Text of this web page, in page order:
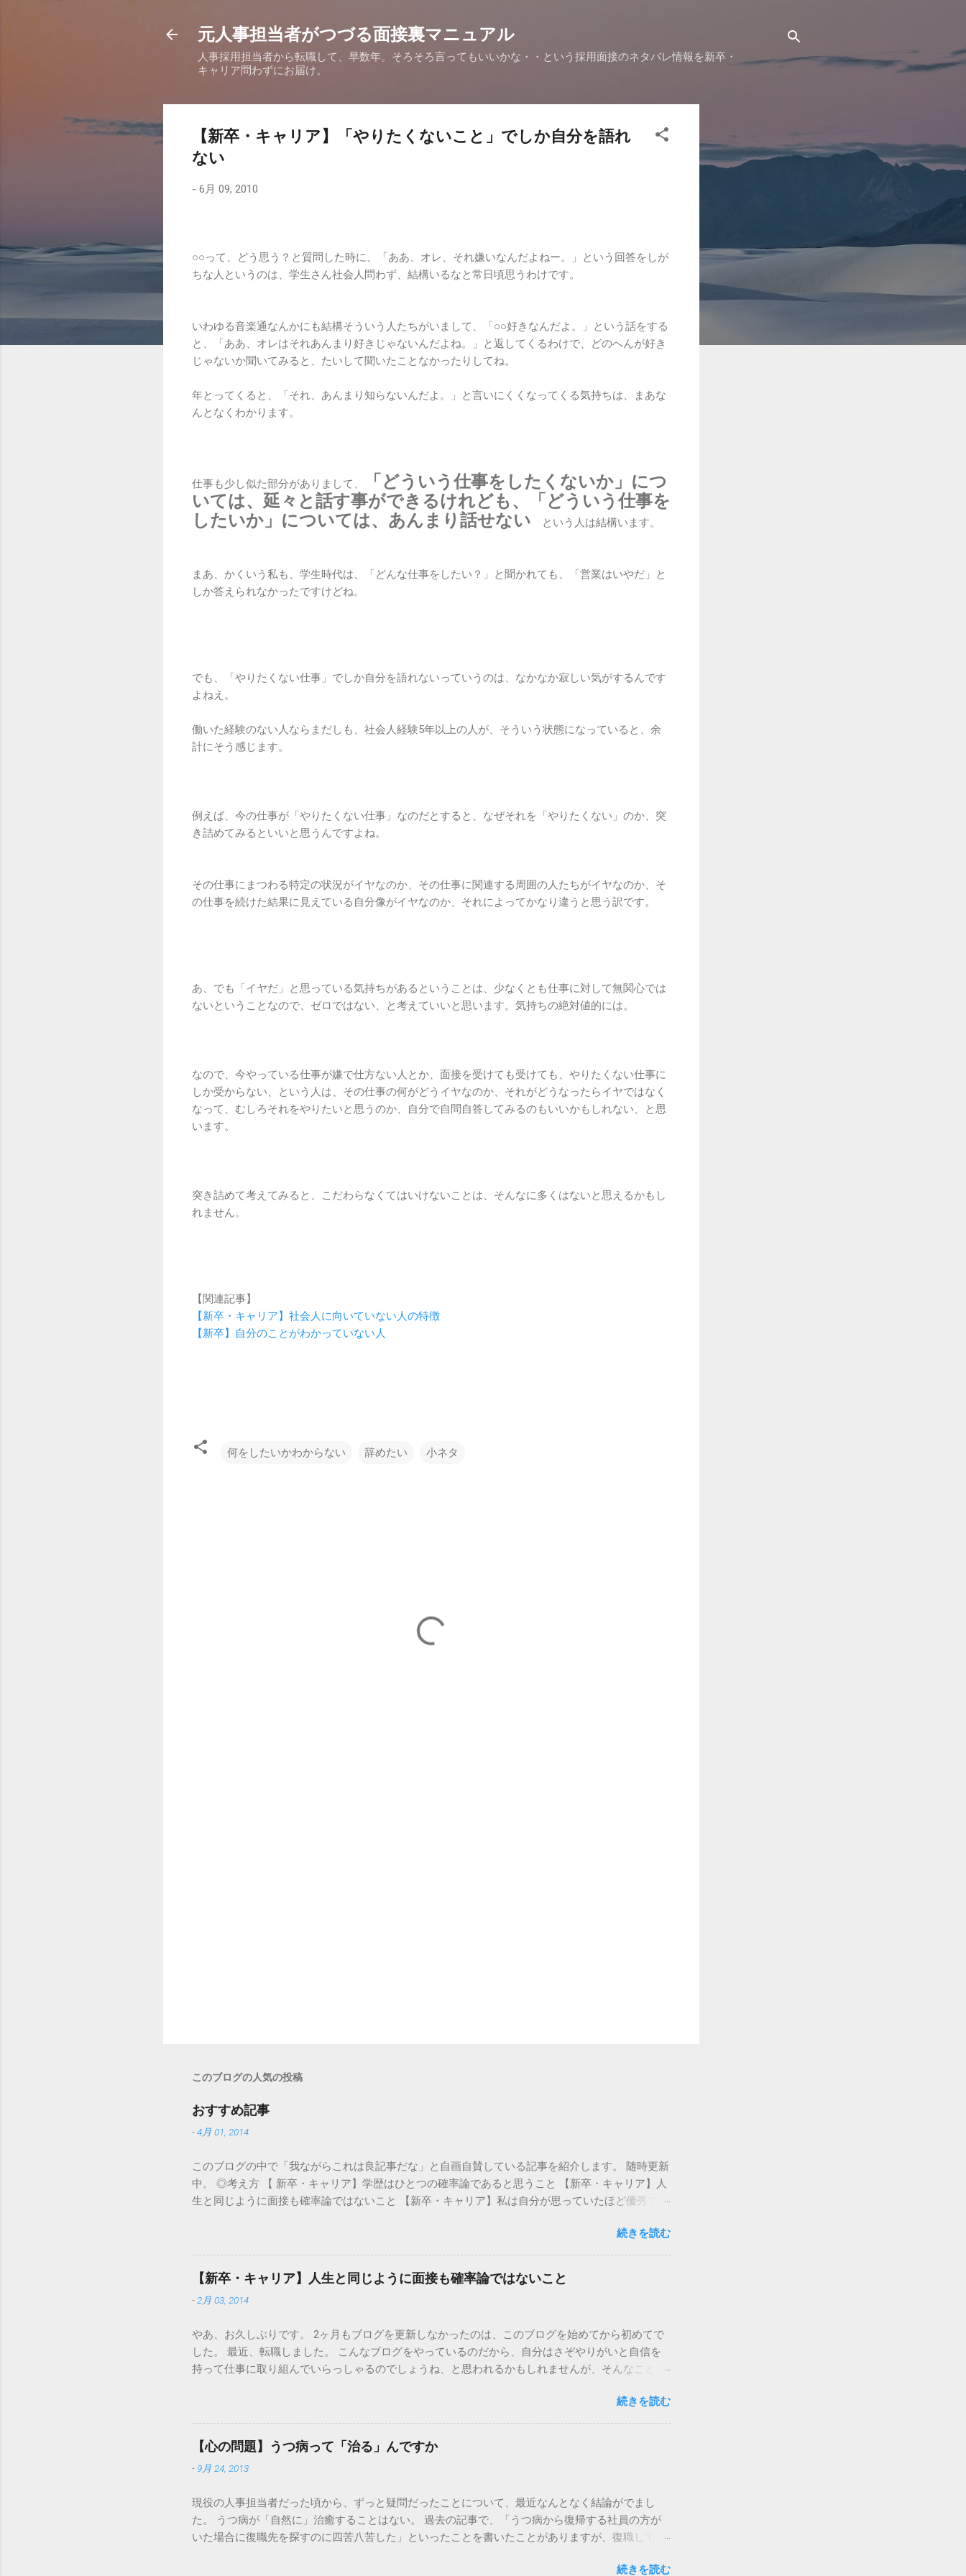
元人事担当者がつづる面接裏マニュアル
人事採用担当者から転職して、早数年。そろそろ言ってもいいかな・・という採用面接のネタバレ情報を新卒・
キャリア問わずにお届け。
【新卒・キャリア】「やりたくないこと」でしか自分を語れ
ない
- 6月 09, 2010
○○って、どう思う？と質問した時に、「ああ、オレ、それ嫌いなんだよねー。」という回答をしが
ちな人というのは、学生さん社会人問わず、結構いるなと常日頃思うわけです。
いわゆる音楽通なんかにも結構そういう人たちがいまして、「○○好きなんだよ。」という話をする
と、「ああ、オレはそれあんまり好きじゃないんだよね。」と返してくるわけで、どのへんが好き
じゃないか聞いてみると、たいして聞いたことなかったりしてね。
年とってくると、「それ、あんまり知らないんだよ。」と言いにくくなってくる気持ちは、まあな
んとなくわかります。
仕事も少し似た部分がありまして、
「どういう仕事をしたくないか」につ
いては、延々と話す事ができるけれども、「どういう仕事を
したいか」については、あんまり話せない という人は結構います。
まあ、かくいう私も、学生時代は、「どんな仕事をしたい？」と聞かれても、「営業はいやだ」と
しか答えられなかったですけどね。
でも、「やりたくない仕事」でしか自分を語れないっていうのは、なかなか寂しい気がするんです
よねえ。
働いた経験のない人ならまだしも、社会人経験5年以上の人が、そういう状態になっていると、余
計にそう感じます。
例えば、今の仕事が「やりたくない仕事」なのだとすると、なぜそれを「やりたくない」のか、突
き詰めてみるといいと思うんですよね。
その仕事にまつわる特定の状況がイヤなのか、その仕事に関連する周囲の人たちがイヤなのか、そ
の仕事を続けた結果に見えている自分像がイヤなのか、それによってかなり違うと思う訳です。
あ、でも「イヤだ」と思っている気持ちがあるということは、少なくとも仕事に対して無関心では
ないということなので、ゼロではない、と考えていいと思います。気持ちの絶対値的には。
なので、今やっている仕事が嫌で仕方ない人とか、面接を受けても受けても、やりたくない仕事に
しか受からない、という人は、その仕事の何がどうイヤなのか、それがどうなったらイヤではなく
なって、むしろそれをやりたいと思うのか、自分で自問自答してみるのもいいかもしれない、と思
います。
突き詰めて考えてみると、こだわらなくてはいけないことは、そんなに多くはないと思えるかもし
れません。
【関連記事】
【新卒・キャリア】社会人に向いていない人の特徴
【新卒】自分のことがわかっていない人
何をしたいかわからない 辞めたい 小ネタ
このブログの人気の投稿
おすすめ記事
-4月 01, 2014
このブログの中で「我ながらこれは良記事だな」と自画自賛している記事を紹介します。 随時更新
中。 ◎考え方 【 新卒・キャリア】学歴はひとつの確率論であると思うこと 【新卒・キャリア】人
生と同じように面接も確率論ではないこと 【新卒・キャリア】私は自分が思っていたほど優秀では
て、食えりゃいいんや」 ◎面接全般 【新卒・キャリア】「抽象化して語る」ことと、「抽象的な
ことしか言えない」のはものすごく違うこと 【新卒・キャリア】面接では別に即答しなくてもい
い ◎面接マナー 【これだけはやめておけ】面接の15分前に来てしまう人たち ◎セミナー 【新卒】
面接にもセミナーにも、一人で行け ◎小ネタ 【新卒・キャリア】美人は面接に合格しやすいか
【新卒・中途】面接で、血液型が聞きたくてしょうがない 【新卒・キャリア】「やりたくないこ
続きを読む
【新卒・キャリア】人生と同じように面接も確率論ではないこと
-2月 03, 2014
やあ、お久しぶりです。 2ヶ月もブログを更新しなかったのは、このブログを始めてから初めてで
した。 最近、転職しました。 こんなブログをやっているのだから、自分はさぞやりがいと自信を
持って仕事に取り組んでいらっしゃるのでしょうね、と思われるかもしれませんが、そんなことは
きていこうかなあ、と悩んだり、友人に相談してみたり、決意して行動してみたり、希望に燃えて
みたり、時には過去を振り返ってみたり、まあそんなことの繰り返しです。 このブログをはじめた
のは2008年11月、折しもリーマンショックの年です。 足掛け5年。初期の頃の記事を読み返してみ
ると、肩肘張っていて上から目線で、なんだか恥ずかしいです。すみません気合いが入ってたんで
す。 他にも書かなくてはいけないことがたくさんあるような気がするし、記事にしたいメモが溜
今日のこの記事で、このブログでは筆を置きたいと思います。現在、過去記事の整理などしていま
すので、整理が終わったら「管理人セレクト、入魂の記事一覧」とか作りたいな、とは思っていま
すが。 今日の記事は、以前に書いた 【新卒・キャリア】学歴はひとつの確率論であると思うこと
続きを読む
【心の問題】うつ病って「治る」んですか
- 9月 24, 2013
現役の人事担当者だった頃から、ずっと疑問だったことについて、最近なんとなく結論がでまし
た。 うつ病が「自然に」治癒することはない。 過去の記事で、「うつ病から復帰する社員の方が
いた場合に復職先を探すのに四苦八苦した」といったことを書いたことがありますが、復職してそ
人もいれば、そもそも復職できずに休職の後、そのまま退職してしまった人もいます。 少し前に、
続きを読む